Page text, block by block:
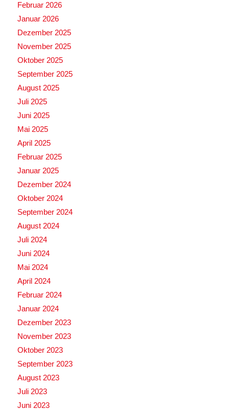
Februar 2026
Januar 2026
Dezember 2025
November 2025
Oktober 2025
September 2025
August 2025
Juli 2025
Juni 2025
Mai 2025
April 2025
Februar 2025
Januar 2025
Dezember 2024
Oktober 2024
September 2024
August 2024
Juli 2024
Juni 2024
Mai 2024
April 2024
Februar 2024
Januar 2024
Dezember 2023
November 2023
Oktober 2023
September 2023
August 2023
Juli 2023
Juni 2023